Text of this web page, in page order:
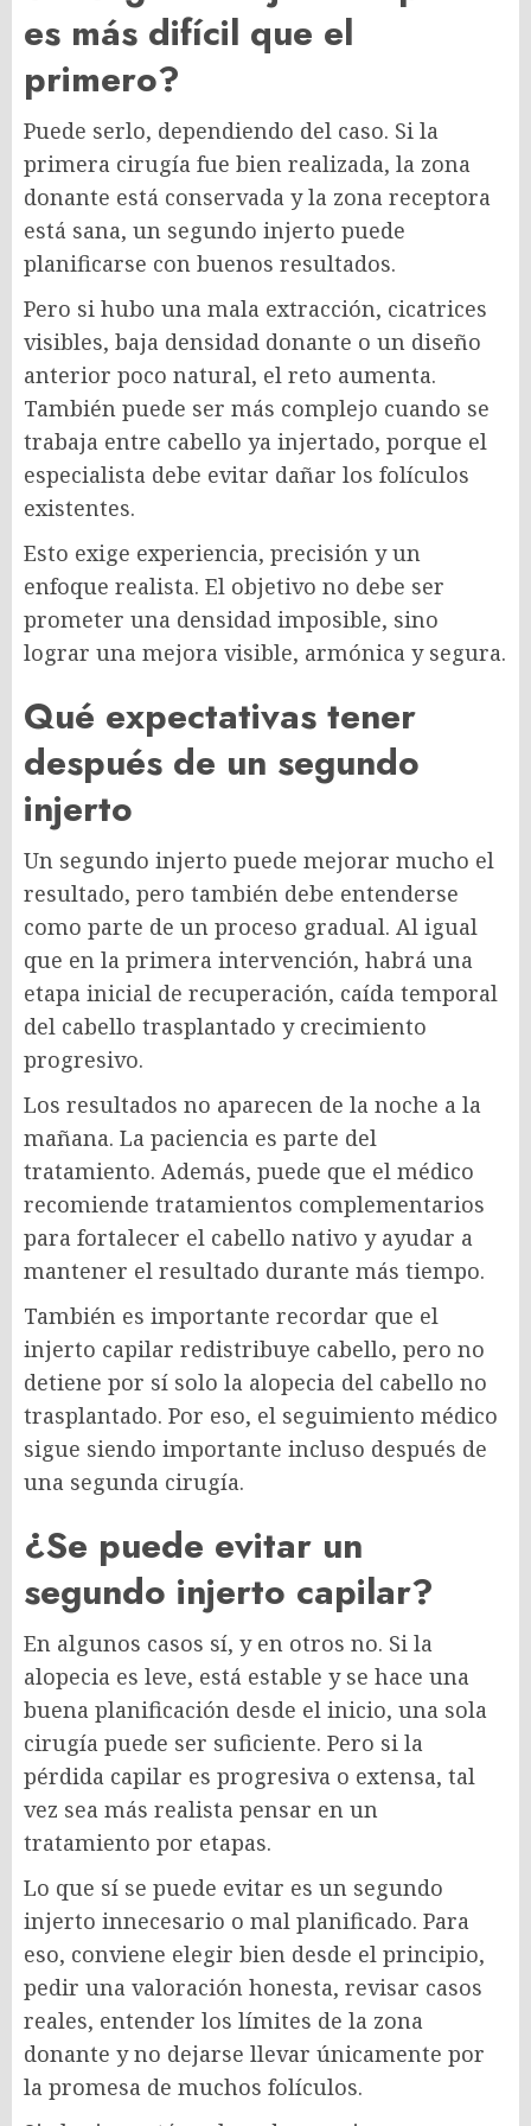
es más difícil que el
primero?
Puede serlo, dependiendo del caso. Si la
primera cirugía fue bien realizada, la zona
donante está conservada y la zona receptora
está sana, un segundo injerto puede
planificarse con buenos resultados.
Pero si hubo una mala extracción, cicatrices
visibles, baja densidad donante o un diseño
anterior poco natural, el reto aumenta.
También puede ser más complejo cuando se
trabaja entre cabello ya injertado, porque el
especialista debe evitar dañar los folículos
existentes.
Esto exige experiencia, precisión y un
enfoque realista. El objetivo no debe ser
prometer una densidad imposible, sino
lograr una mejora visible, armónica y segura.
Qué expectativas tener
después de un segundo
injerto
Un segundo injerto puede mejorar mucho el
resultado, pero también debe entenderse
como parte de un proceso gradual. Al igual
que en la primera intervención, habrá una
etapa inicial de recuperación, caída temporal
del cabello trasplantado y crecimiento
progresivo.
Los resultados no aparecen de la noche a la
mañana. La paciencia es parte del
tratamiento. Además, puede que el médico
recomiende tratamientos complementarios
para fortalecer el cabello nativo y ayudar a
mantener el resultado durante más tiempo.
También es importante recordar que el
injerto capilar redistribuye cabello, pero no
detiene por sí solo la alopecia del cabello no
trasplantado. Por eso, el seguimiento médico
sigue siendo importante incluso después de
una segunda cirugía.
¿Se puede evitar un
segundo injerto capilar?
En algunos casos sí, y en otros no. Si la
alopecia es leve, está estable y se hace una
buena planificación desde el inicio, una sola
cirugía puede ser suficiente. Pero si la
pérdida capilar es progresiva o extensa, tal
vez sea más realista pensar en un
tratamiento por etapas.
Lo que sí se puede evitar es un segundo
injerto innecesario o mal planificado. Para
eso, conviene elegir bien desde el principio,
pedir una valoración honesta, revisar casos
reales, entender los límites de la zona
donante y no dejarse llevar únicamente por
la promesa de muchos folículos.